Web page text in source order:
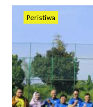
Lakukan
Muhammad
RSUD Bangil
Perkuat
Peristiwa